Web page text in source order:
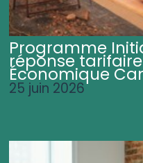
Programme
réponse
Économique
25 juin 2026